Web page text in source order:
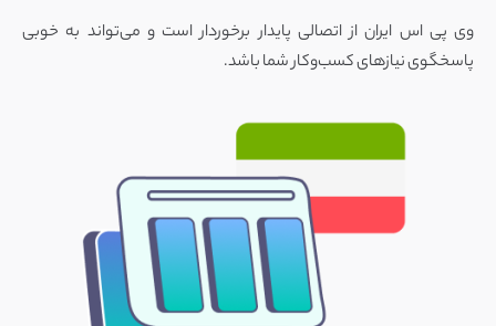
وی پی اس ایران از اتصالی پایدار برخوردار است و می‌تواند به خوبی
پاسخگوی نیازهای کسب‌و‌کار شما باشد.